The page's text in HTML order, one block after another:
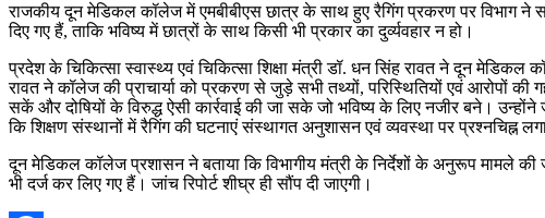
राजकीय दून मेडिकल कॉलेज में एमबीबीएस छात्र के साथ हुए रैगिंग प्रकरण पर विभाग ने
दिए गए हैं, ताकि भविष्य में छात्रों के साथ किसी भी प्रकार का दुर्व्यवहार न हो।
प्रदेश के चिकित्सा स्वास्थ्य एवं चिकित्सा शिक्षा मंत्री डॉ. धन सिंह रावत ने दून
रावत ने कॉलेज की प्राचार्या को प्रकरण से जुड़े सभी तथ्यों, परिस्थितियों एवं आरोपों
सकें और दोषियों के विरुद्ध ऐसी कार्रवाई की जा सके जो भविष्य के लिए नजीर बने।
कि शिक्षण संस्थानों में रैगिंग की घटनाएं संस्थागत अनुशासन एवं व्यवस्था पर
दून मेडिकल कॉलेज प्रशासन ने बताया कि विभागीय मंत्री के निर्देशों के अनुरूप मामले
भी दर्ज कर लिए गए हैं। जांच रिपोर्ट शीघ्र ही सौंप दी जाएगी।